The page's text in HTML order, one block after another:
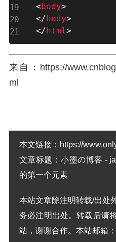
<body>
</body>
</html>
来自：https://
ml
本文链接： https://
文章标题：小墨の博客 -
的第一个元素
本站文章除注明转载/出处
务必注明出处。转载后请
站，谢谢合作。本站邮箱